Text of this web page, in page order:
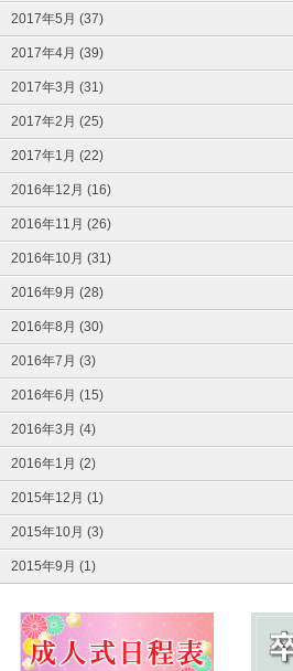
2017年5月 (37)
2017年4月 (39)
2017年3月 (31)
2017年2月 (25)
2017年1月 (22)
2016年12月 (16)
2016年11月 (26)
2016年10月 (31)
2016年9月 (28)
2016年8月 (30)
2016年7月 (3)
2016年6月 (15)
2016年3月 (4)
2016年1月 (2)
2015年12月 (1)
2015年10月 (3)
2015年9月 (1)